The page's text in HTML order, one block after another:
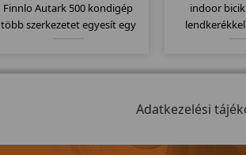
Finnlo Autark 500 kondigép
több szerkezetet egyesít egy
húzódzkodás, pillangó,
indoor
Kitűnően
meghajtó
Adatkezelési